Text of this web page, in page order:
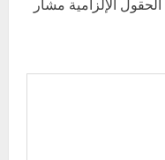
الحقول الإلزامية مشار